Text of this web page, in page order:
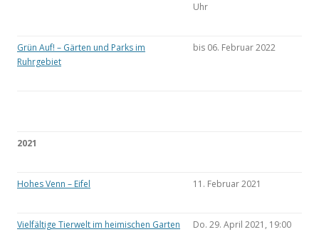
Uhr
Grün Auf! – Gärten und Parks im
Ruhrgebiet
bis 06. Februar 2022
2021
Hohes Venn – Eifel 11. Februar 2021
Vielfältige Tierwelt im heimischen Garten
Do. 29. April 2021, 19:00